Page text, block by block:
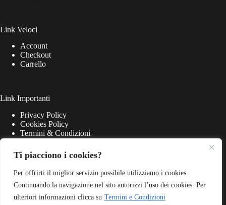
Ti piacciono i cookies?
Per offrirti il miglior servizio possibile utilizziamo i cookies.
Continuando la navigazione nel sito autorizzi l’uso dei cookies. Per
ulteriori informazioni clicca su Termini e Condizioni
Link Veloci
Account
Checkout
Carrello
Link Importanti
Privacy Policy
Cookies Policy
Termini & Condizioni